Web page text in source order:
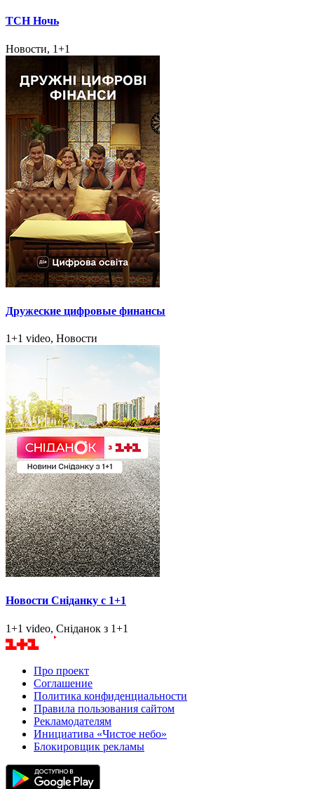
ТСН Ночь
Новости, 1+1
Дружеские цифровые финансы
1+1 video, Новости
Новости Сніданку с 1+1
1+1 video, Сніданок з 1+1
Про проект
Соглашение
Политика конфиденциальности
Правила пользования сайтом
Рекламодателям
Инициатива «Чистое небо»
Блокировщик рекламы